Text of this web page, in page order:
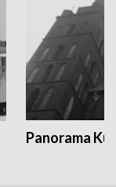
Panorama